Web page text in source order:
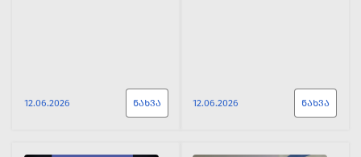
12.06.2026 ᲜᲐᲮᲕᲐ 12.06.2026 ᲜᲐᲮᲕᲐ